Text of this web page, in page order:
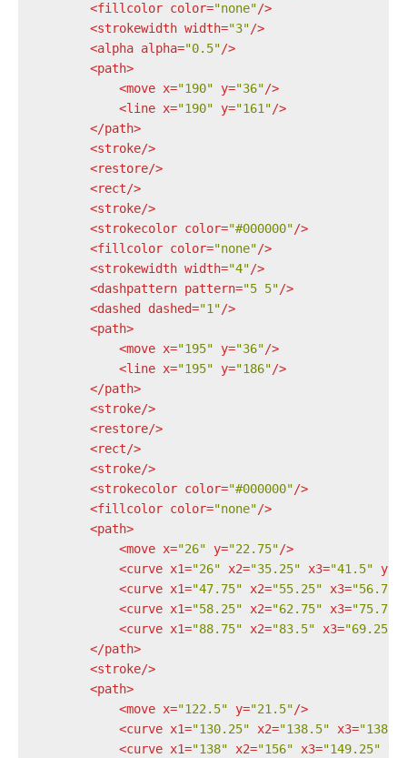
<fillcolor color="none"/>
<strokewidth width="3"/>
<alpha alpha="0.5"/>
<path>
<move x="190" y="36"/>
<line x="190" y="161"/>
</path>
<stroke/>
<restore/>
<rect/>
<stroke/>
<strokecolor color="#000000"/>
<fillcolor color="none"/>
<strokewidth width="4"/>
<dashpattern pattern="5 5"/>
<dashed dashed="1"/>
<path>
<move x="195" y="36"/>
<line x="195" y="186"/>
</path>
<stroke/>
<restore/>
<rect/>
<stroke/>
<strokecolor color="#000000"/>
<fillcolor color="none"/>
<path>
<move x="26" y="22.75"/>
<curve x1="26" x2="35.25" x3="41.5" y1
<curve x1="47.75" x2="55.25" x3="56.75"
<curve x1="58.25" x2="62.75" x3="75.75"
<curve x1="88.75" x2="83.5" x3="69.25"
</path>
<stroke/>
<path>
<move x="122.5" y="21.5"/>
<curve x1="130.25" x2="138.5" x3=
<curve x1="138" x2="156" x3="149.25"